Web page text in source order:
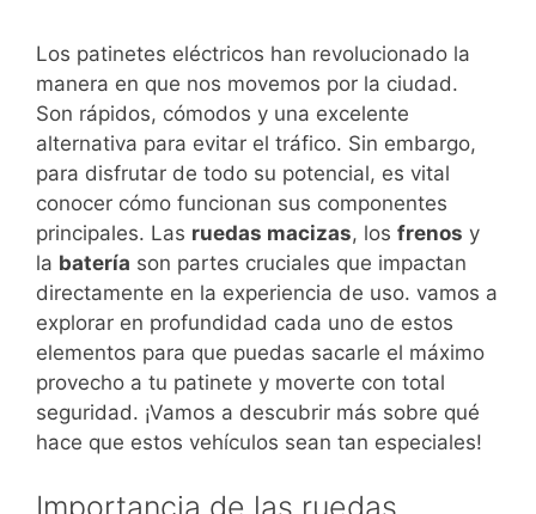
Los patinetes eléctricos han revolucionado la
manera en que nos movemos por la ciudad.
Son rápidos, cómodos y una excelente
alternativa para evitar el tráfico. Sin embargo,
para disfrutar de todo su potencial, es vital
conocer cómo funcionan sus componentes
principales. Las ruedas macizas, los frenos y
la batería son partes cruciales que impactan
directamente en la experiencia de uso. vamos a
explorar en profundidad cada uno de estos
elementos para que puedas sacarle el máximo
provecho a tu patinete y moverte con total
seguridad. ¡Vamos a descubrir más sobre qué
hace que estos vehículos sean tan especiales!
Importancia de las ruedas